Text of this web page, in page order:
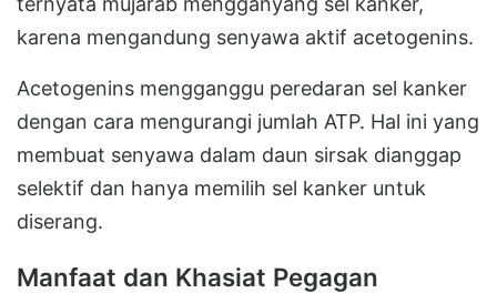
karena mengandung senyawa aktif acetogenins.
Acetogenins mengganggu peredaran sel kanker
dengan cara mengurangi jumlah ATP. Hal ini yang
membuat senyawa dalam daun sirsak dianggap
selektif dan hanya memilih sel kanker untuk
diserang.
Manfaat dan Khasiat Pegagan